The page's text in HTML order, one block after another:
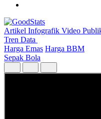
Artikel Infografik Video
Tren Data
Harga Emas Harga BBM
Sepak Bola